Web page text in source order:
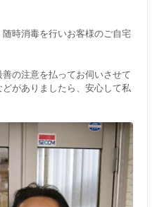
時消毒を行いお客様のご自宅
の注意を払ってお伺いさせて
がありましたら、安心して私